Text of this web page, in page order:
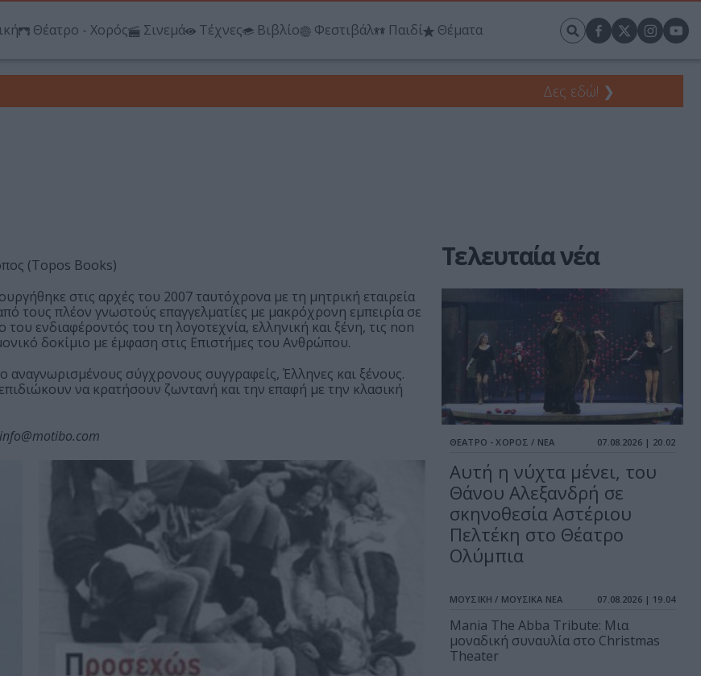
Θέατρο - Χορός Σινεμά Τέχνες Βιβλίο Φεστιβάλ Παιδί Θέματα
Δες εδώ! ❯
(Topos Books)
στις αρχές του 2007 ταυτόχρονα με τη μητρική εταιρεία
τους πλέον γνωστούς επαγγελματίες με μακρόχρονη εμπειρία σε
ενδιαφέροντός του τη λογοτεχνία, ελληνική και ξένη, τις non
δοκίμιο με έμφαση στις Επιστήμες του Ανθρώπου.
αναγνωρισμένους σύγχρονους συγγραφείς, Έλληνες και ξένους.
να κρατήσουν ζωντανή και την επαφή με την κλασική
Τελευταία νέα
ΘΕΑΤΡΟ - ΧΟΡΟΣ / ΝΕΑ 07.08.2026 | 20.02
Αυτή η νύχτα μένει, του
Θάνου Αλεξανδρή σε
σκηνοθεσία Αστέριου
Πελτέκη στο Θέατρο
Ολύμπια
ΜΟΥΣΙΚΗ / ΜΟΥΣΙΚΑ ΝΕΑ 07.08.2026 | 19.04
Mania The Abba Tribute: Μια
μοναδική συναυλία στο Christmas
Theater